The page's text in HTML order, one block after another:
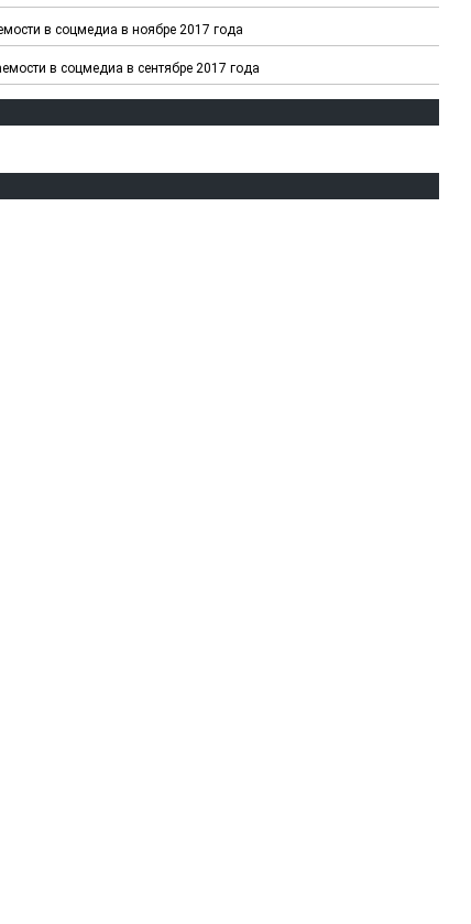
в соцмедиа в ноябре 2017 года
в соцмедиа в сентябре 2017 года